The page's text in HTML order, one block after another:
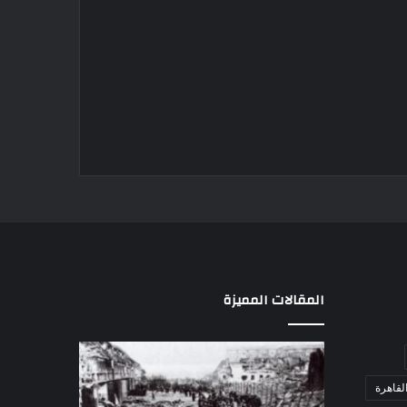
المقالات المميزة
مذبحة
اللد..
القصة
اللواء
دكتور
راضي